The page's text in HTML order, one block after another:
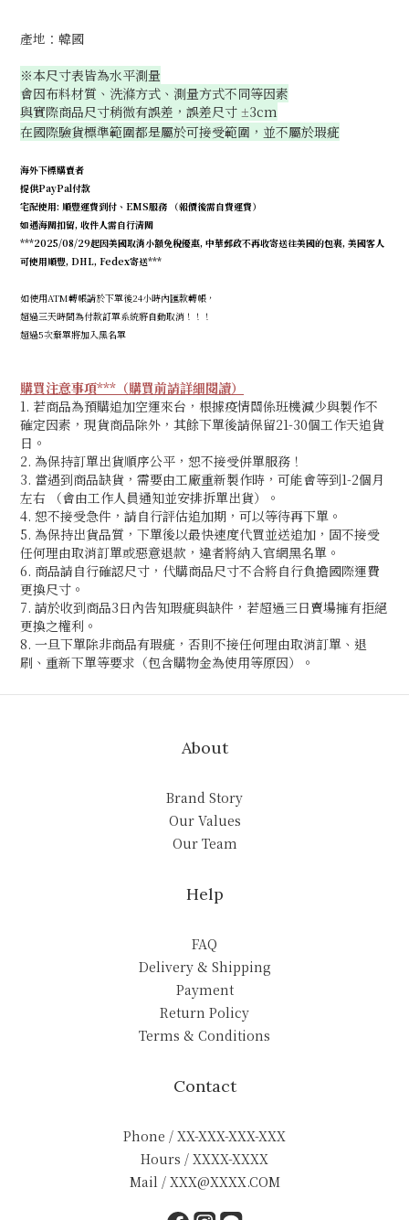
產地：韓國
※本尺寸表皆為水平測量
會因布料材質、洗滌方式、測量方式不同等因素
與實際商品尺寸稍微有誤差，誤差尺寸 ±3cm
在國際驗貨標準範圍都是屬於可接受範圍，並不屬於瑕疵
海外下標購賣者
提供PayPal付款
宅配使用: 順豐運費到付、EMS服務 （報價後需自費運費）
如遇海關扣留, 收件人需自行清關
***2025/08/29起因美國取消小額免稅優惠, 中華郵政不再收寄送往美國的包裹, 美國客人
可使用順豐, DHL, Fedex寄送***
如使用ATM轉帳請於下單後24小時內匯款轉帳，
超過三天時間為付款訂單系統將自動取消！！！
超過5次棄單將加入黑名單
購買注意事項***（購買前請詳細閱讀）
1. 若商品為預購追加空運來台，根據疫情關係班機減少與製作不
確定因素，現貨商品除外，其餘下單後請保留21-30個工作天追貨
日。
2. 為保持訂單出貨順序公平，恕不接受併單服務！
3. 當遇到商品缺貨，需要由工廠重新製作時，可能會等到1-2個月
左右 （會由工作人員通知並安排拆單出貨）。
4. 恕不接受急件，請自行評估追加期 ，可以等待再下單。
5. 為保持出貨品質，下單後以最快速度代買並送追加，固不接受
任何理由取消訂單或惡意退款，違者將納入官網黑名單。
6. 商品請自行確認尺寸，代購商品尺寸不合將自行負擔國際運費
更換尺寸。
7. 請於收到商品3日內告知瑕疵與缺件，若超過三日賣場擁有拒絕
更換之權利。
8. 一旦下單除非商品有瑕疵，否則不接任何理由取消訂單、退
刷、重新下單等要求（包含購物金為使用等原因）。
About
Brand Story
Our Values
Our Team
Help
FAQ
Delivery & Shipping
Payment
Return Policy
Terms & Conditions
Contact
Phone / XX-XXX-XXX-XXX
Hours / XXXX-XXXX
Mail / XXX@XXXX.COM